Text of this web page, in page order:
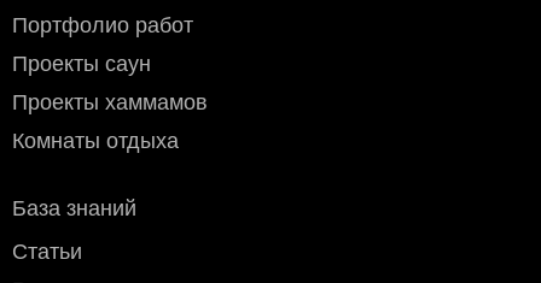
Портфолио работ
Проекты саун
Проекты хаммамов
Комнаты отдыха
База знаний
Статьи